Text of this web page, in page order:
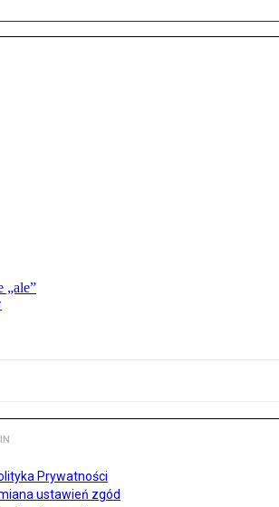
„ale”
Prywatności
ustawień zgód